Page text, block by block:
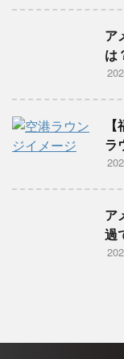
ア
は
ラ
ア
過